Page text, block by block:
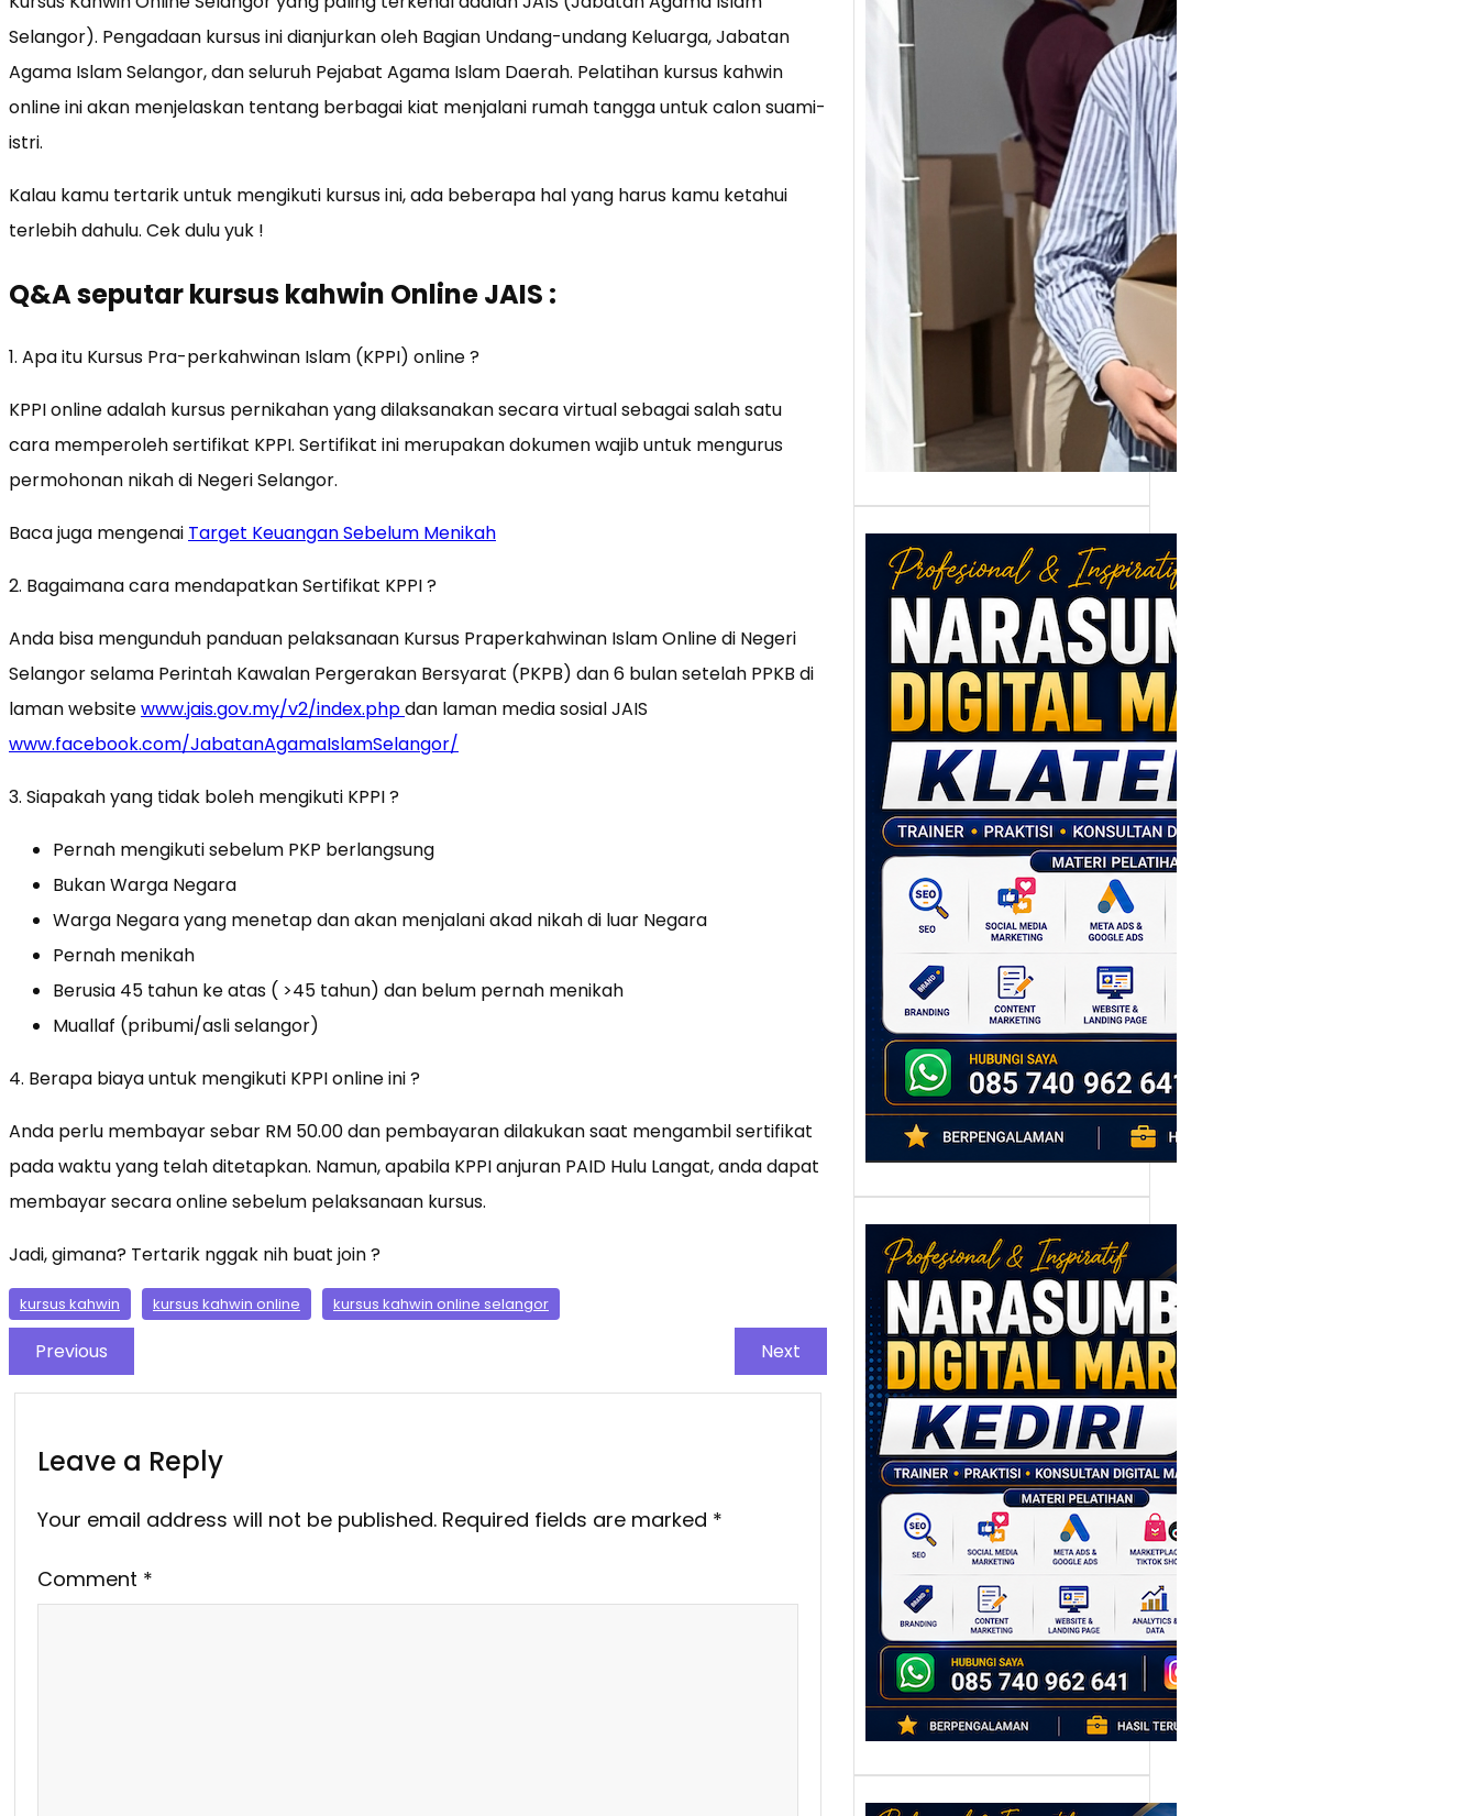
Selangor). Pengadaan kursus ini dianjurkan oleh Bagian Undang-undang Keluarga, Jabatan
Agama Islam Selangor, dan seluruh Pejabat Agama Islam Daerah. Pelatihan kursus kahwin
online ini akan menjelaskan tentang berbagai kiat menjalani rumah tangga untuk calon suami-
istri.
Kalau kamu tertarik untuk mengikuti kursus ini, ada beberapa hal yang harus kamu ketahui
terlebih dahulu. Cek dulu yuk !
Q&A seputar kursus kahwin Online JAIS :
1. Apa itu Kursus Pra-perkahwinan Islam (KPPI) online ?
KPPI online adalah kursus pernikahan yang dilaksanakan secara virtual sebagai salah satu
cara memperoleh sertifikat KPPI. Sertifikat ini merupakan dokumen wajib untuk mengurus
permohonan nikah di Negeri Selangor.
Baca juga mengenai Target Keuangan Sebelum Menikah
2. Bagaimana cara mendapatkan Sertifikat KPPI ?
Anda bisa mengunduh panduan pelaksanaan Kursus Praperkahwinan Islam Online di Negeri
Selangor selama Perintah Kawalan Pergerakan Bersyarat (PKPB) dan 6 bulan setelah PPKB di
laman websitewww.jais.gov.my/v2/index.phpdan laman media sosial JAIS
www.facebook.com/JabatanAgamaIslamSelangor/
3. Siapakah yang tidak boleh mengikuti KPPI ?
Pernah mengikuti sebelum PKP berlangsung
Bukan Warga Negara
Warga Negara yang menetap dan akan menjalani akad nikah di luar Negara
Pernah menikah
Berusia 45 tahun ke atas ( >45 tahun) dan belum pernah menikah
Muallaf (pribumi/asli selangor)
4. Berapa biaya untuk mengikuti KPPI online ini ?
Anda perlu membayar sebar RM 50.00 dan pembayaran dilakukan saat mengambil sertifikat
pada waktu yang telah ditetapkan. Namun, apabila KPPI anjuran PAID Hulu Langat, anda dapat
membayar secara online sebelum pelaksanaan kursus.
Jadi, gimana? Tertarik nggak nih buat join ?
kursus kahwin kursus kahwin online kursus kahwin online selangor
Previous Next
Leave a Reply
Your email address will not be published. Required fields are marked *
Comment *
Tik Tok Buat
Jualan, Gimana
Strateginya ?
Baca Juga Cara
Berjualan Di Tiktokshop
TikTok menjadi tempat
Narasumber
Digital Marketing
Klaten: Membantu
UMKM dan SDM
Lokal Naik Kelas
Melalui Strategi
Digital
Setiap daerah memiliki
potensi ekonomi yang
berbeda, dan Klaten
adalah…
Narasumber
Digital Marketing
Kediri: Membangun
Strategi
Pemasaran
Berbasis Data
untuk Bisnis yang
Bertumbuh
Digital marketing telah
mengubah cara bisnis
berkembang. Dulu,
promosi banyak…